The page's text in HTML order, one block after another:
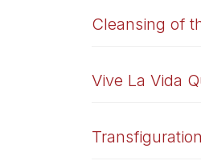
Cleansing of
Vive La Vida